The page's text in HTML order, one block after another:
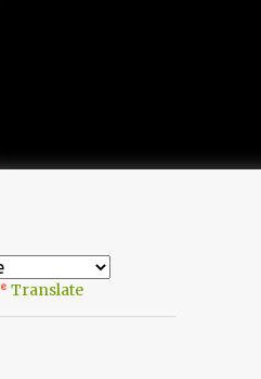
Translate